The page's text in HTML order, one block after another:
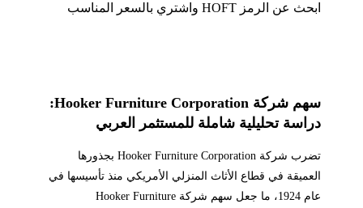
ابحث عن الرمز HOFT واشتري بالسعر المناسب
سهم شركة Hooker Furniture Corporation:
دراسة تحليلية شاملة للمستثمر العربي
تضرب شركة Hooker Furniture Corporation بجذورها
العميقة في قطاع الأثاث المنزلي الأمريكي منذ تأسيسها في
عام 1924، ما جعل سهم شركة Hooker Furniture